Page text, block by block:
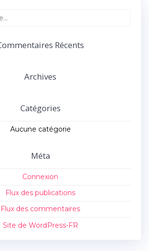
Récents
Archives
Catégories
Aucune catégorie
Méta
Connexion
Flux des publications
Flux des commentaires
Site de WordPress-FR